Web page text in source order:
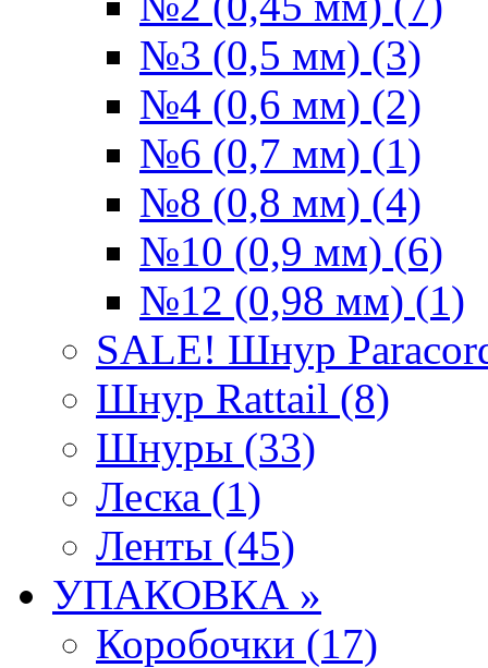
№3 (0,5 мм) (3)
№4 (0,6 мм) (2)
№6 (0,7 мм) (1)
№8 (0,8 мм) (4)
№10 (0,9 мм) (6)
№12 (0,98 мм) (1)
SALE! Шнур
Шнур Rattail (8)
Шнуры (33)
Леска (1)
Ленты (45)
УПАКОВКА »
Коробочки (17)